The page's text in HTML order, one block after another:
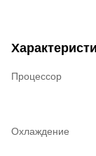
Процессор
Охлаждение